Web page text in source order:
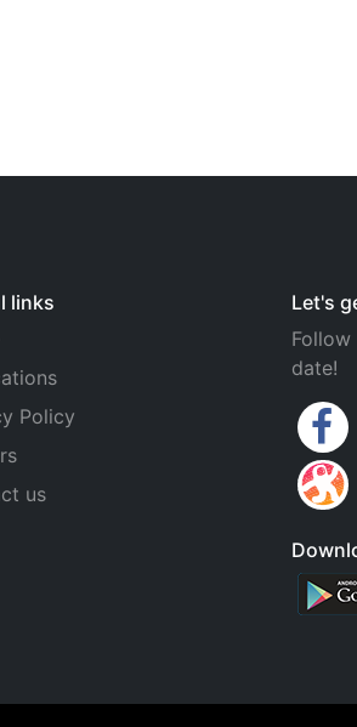
links
Policy
us
Let's
date!